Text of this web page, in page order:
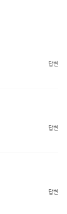
답변
답변
답변